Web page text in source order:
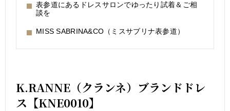
表参道にあるドレスサロンでゆったり試着＆ご相
談を
MISS SABRINA&CO（ミスサブリナ表参道）
K.RANNE（クランネ）ブランドドレ
ス【KNE0010】